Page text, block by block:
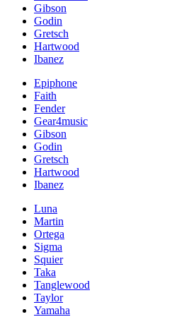
Gibson
Godin
Gretsch
Hartwood
Ibanez
Epiphone
Faith
Fender
Gear4music
Gibson
Godin
Gretsch
Hartwood
Ibanez
Luna
Martin
Ortega
Sigma
Squier
Taka
Tanglewood
Taylor
Yamaha